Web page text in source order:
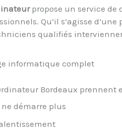
propose un service de
Qu’il s’agisse
qualifiés
informatique complet
Bordeaux prennent
démarre plus